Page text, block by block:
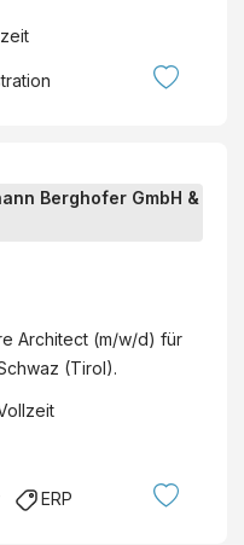
Architect (m/w/d) für
(Tirol).
ERP